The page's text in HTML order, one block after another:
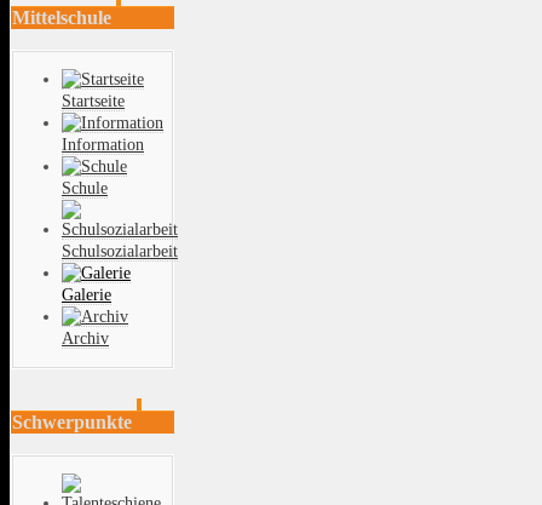
Mittelschule
Startseite
Information
Schule
Schulsozialarbeit
Galerie
Archiv
Schwerpunkte